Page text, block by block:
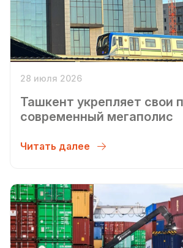
28 июля 2026
Ташкент укрепляет свои
современный мегаполис
Читать далее